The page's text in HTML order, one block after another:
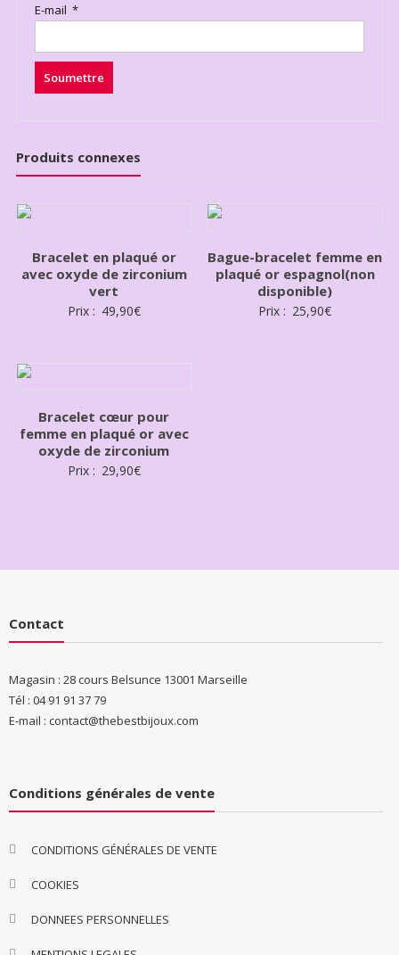
E-mail *
Produits connexes
Bracelet en plaqué or
avec oxyde de zirconium
vert
Prix : 49,90€
Bague-bracelet femme en
plaqué or espagnol(non
disponible)
Prix : 25,90€
Bracelet cœur pour
femme en plaqué or avec
oxyde de zirconium
Prix : 29,90€
Contact
Magasin : 28 cours Belsunce 13001 Marseille
Tél : 04 91 91 37 79
E-mail : contact@thebestbijoux.com
Conditions générales de vente
CONDITIONS GÉNÉRALES DE VENTE
COOKIES
DONNEES PERSONNELLES